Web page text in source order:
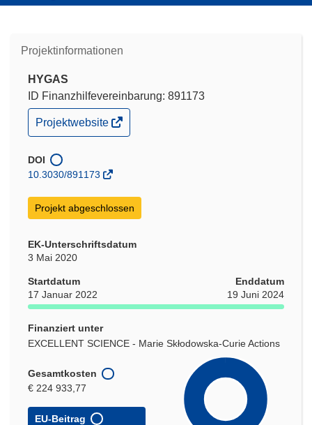
Projektinformationen
HYGAS
ID Finanzhilfevereinbarung: 891173
(öffnet
in
Fenster)
Projektwebsite
DOI
10.3030/891173
Projekt abgeschlossen
EK-Unterschriftsdatum
3 Mai 2020
Startdatum
17 Januar 2022
Enddatum
19 Juni 2024
Finanziert unter
EXCELLENT SCIENCE - Marie Skłodowska-Curie Actions
Gesamtkosten
€ 224 933,77
EU-Beitrag